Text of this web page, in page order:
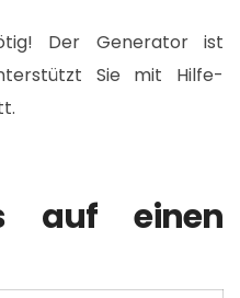
Der Generator ist
Sie mit Hilfe-
auf einen